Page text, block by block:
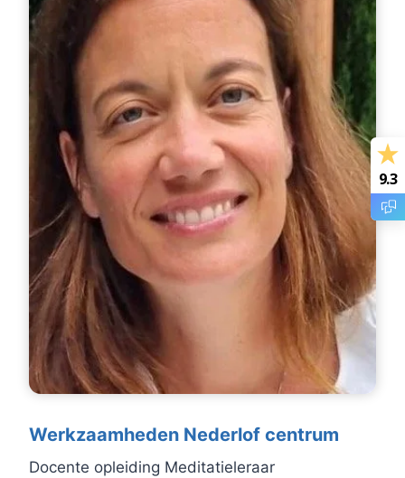
Werkzaamheden Nederlof centrum
Docente opleiding Meditatieleraar
9.3